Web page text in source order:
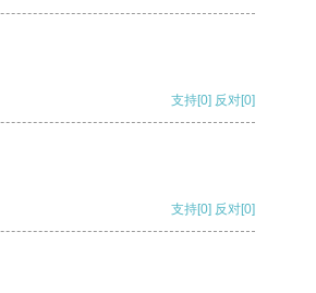
支持[0] 反对[0]
支持[0] 反对[0]